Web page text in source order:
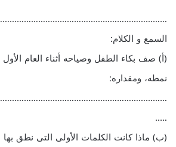
السمع و الكلام:
(أ‌) صف بكاء الطفل وصياحه أثناء العام
نمطه، ومقداره:
…..
(ب‌) ماذا كانت الكلمات الأولى التى نطق